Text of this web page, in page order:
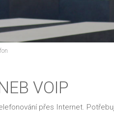
VOIP
přes Internet.